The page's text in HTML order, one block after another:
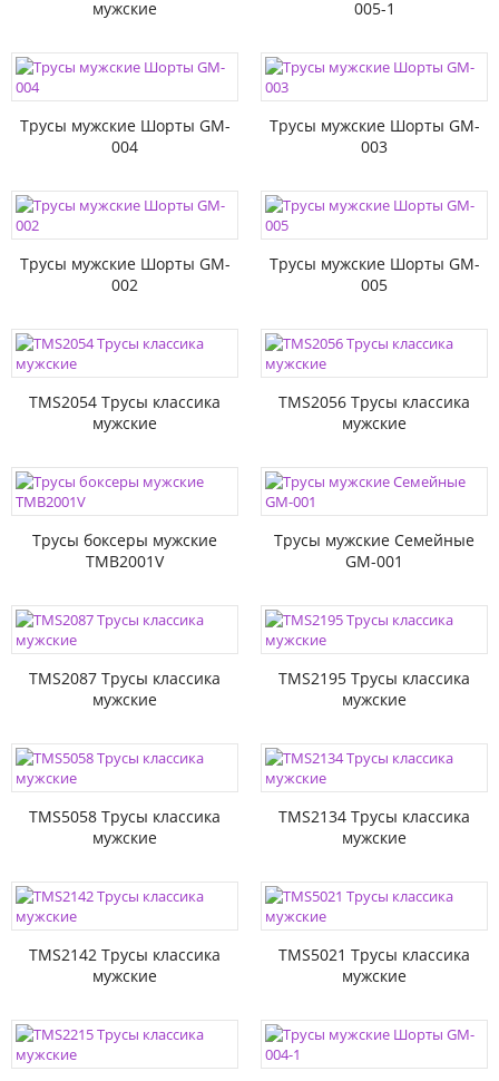
мужские
005-1
Трусы мужские Шорты GM-
004
Трусы мужские Шорты GM-
003
Трусы мужские Шорты GM-
002
Трусы мужские Шорты GM-
005
TMS2054 Трусы классика
мужские
TMS2056 Трусы классика
мужские
Трусы боксеры мужские
TMB2001V
Трусы мужские Семейные
GM-001
TMS2087 Трусы классика
мужские
TMS2195 Трусы классика
мужские
TMS5058 Трусы классика
мужские
TMS2134 Трусы классика
мужские
TMS2142 Трусы классика
мужские
TMS5021 Трусы классика
мужские